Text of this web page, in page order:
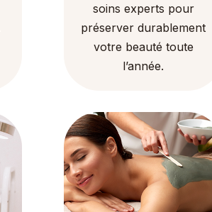
soins experts pour
préserver durablement
votre beauté toute
l’année.